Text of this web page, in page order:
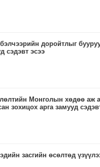
доройтлыг
сэдэвт эсээ
Монголын хөдөө аж
зохицох арга замууд
засгийн өсөлтөд